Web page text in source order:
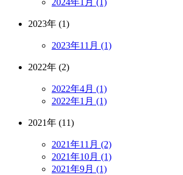
2024年1月 (1)
2023年 (1)
2023年11月 (1)
2022年 (2)
2022年4月 (1)
2022年1月 (1)
2021年 (11)
2021年11月 (2)
2021年10月 (1)
2021年9月 (1)